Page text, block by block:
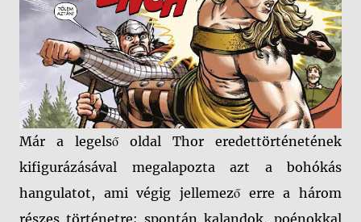
Már a legelső oldal Thor eredettörténetének
kifigurázásával megalapozta azt a bohókás
hangulatot, ami végig jellemező erre a három
részes történetre; spontán kalandok, poénokkal